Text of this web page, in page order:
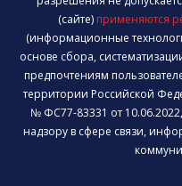
(сайте) применяются
(информационные
основе сбора,
предпочтениям
территории Российской
№ ФС77-83331 от
надзору в сфере связи,